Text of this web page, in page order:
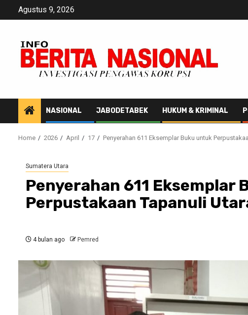
Agustus 9, 2026
NASIONAL JABODETABEK HUKUM & KRIMINAL
Home 2026 April 17 Penyerahan 611 Eksemplar Buku untuk
Sumatera Utara
Penyerahan 611 Eksemplar
Perpustakaan Tapanuli
4 bulan ago Pemred